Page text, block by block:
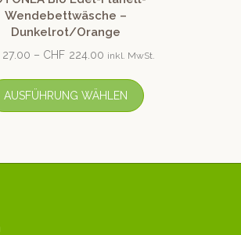
Wendebettwäsche –
Dunkelrot/Orange
27.00 – CHF 224.00 inkl. MwSt.
AUSFÜHRUNG WÄHLEN